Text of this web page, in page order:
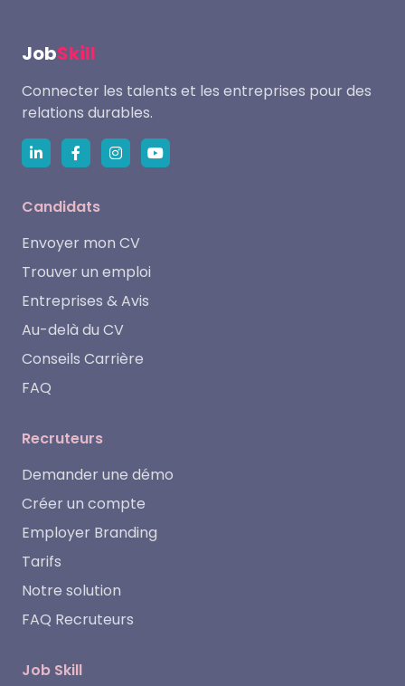
JobSkill
Connecter les talents et les entreprises pour des
relations durables.
Candidats
Envoyer mon CV
Trouver un emploi
Entreprises & Avis
Au-delà du CV
Conseils Carrière
FAQ
Recruteurs
Demander une démo
Créer un compte
Employer Branding
Tarifs
Notre solution
FAQ Recruteurs
Job Skill